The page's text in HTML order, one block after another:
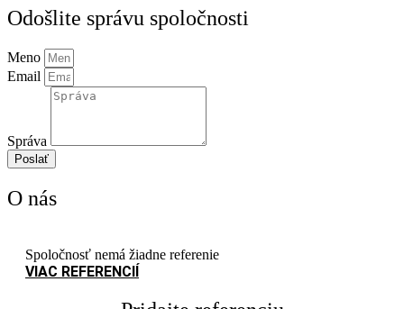
Odošlite správu spoločnosti
Meno
Email
Správa
Poslať
O nás
Spoločnosť nemá žiadne referenie
VIAC REFERENCIÍ